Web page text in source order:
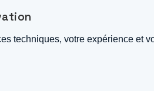
techniques, votre expérience et